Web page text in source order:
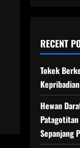
RECENT
Tokek
Hewan
Sepanjang